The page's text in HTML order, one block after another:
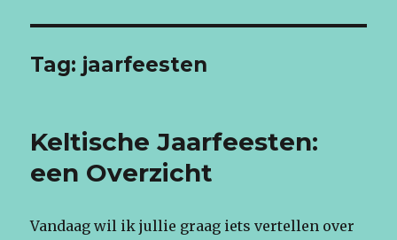
Tag: jaarfeesten
Keltische Jaarfeesten:
een Overzicht
Vandaag wil ik jullie graag iets vertellen over